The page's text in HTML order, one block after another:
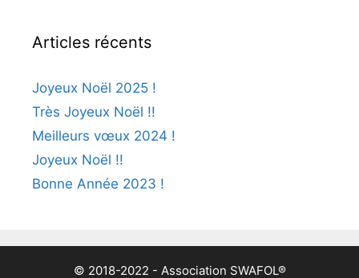
Articles récents
Joyeux Noël 2025 !
Très Joyeux Noël !!
Meilleurs vœux 2024 !
Joyeux Noël !!
Bonne Année 2023 !
© 2018-2022 - Association SWAFOL®